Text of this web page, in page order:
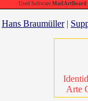
Used Software MailArtBoard
Hans Braumüller|
Arte